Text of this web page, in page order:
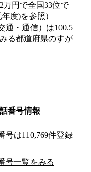
万円で全国33位で
度)を参照）
通・通信）は100.5
る都道府県のすが
番号情報
号は110,769件登録
号一覧をみる